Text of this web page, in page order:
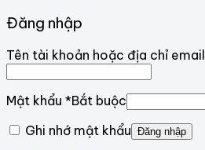
Đăng nhập
Tên tài khoản hoặc địa chỉ email
Mật khẩu *Bắt buộc
Ghi nhớ mật khẩu Đăng nhập